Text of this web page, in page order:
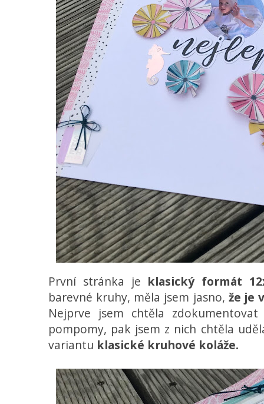
První stránka je klasický formát
barevné kruhy, měla jsem jasno, že je
Nejprve jsem chtěla
pompomy, pak jsem z nich chtěla
variantu klasické kruhové koláže.